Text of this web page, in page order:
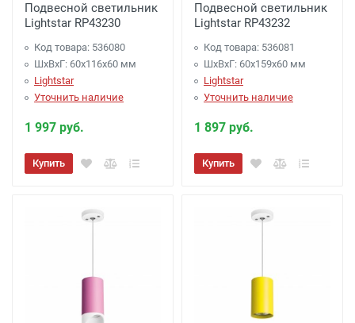
Подвесной светильник
Lightstar RP43230
Код товара: 536080
ШхВхГ: 60x116x60 мм
Lightstar
Уточнить наличие
1 997 руб.
Купить
Подвесной светильник
Lightstar RP43232
Код товара: 536081
ШхВхГ: 60x159x60 мм
Lightstar
Уточнить наличие
1 897 руб.
Купить